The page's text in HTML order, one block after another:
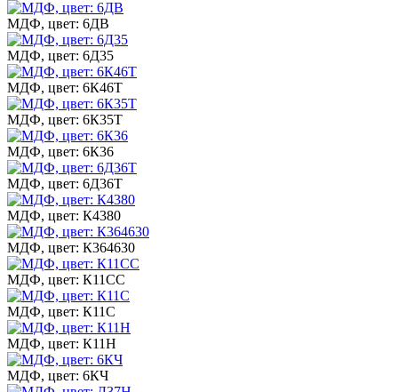
МДФ, цвет: 6ДВ
МДФ, цвет: 6Д35
МДФ, цвет: 6К46Т
МДФ, цвет: 6К35Т
МДФ, цвет: 6К36
МДФ, цвет: 6Д36Т
МДФ, цвет: К4380
МДФ, цвет: К364630
МДФ, цвет: К11СС
МДФ, цвет: К11С
МДФ, цвет: К11Н
МДФ, цвет: 6КЧ